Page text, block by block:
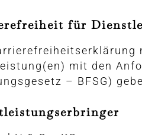
für
mit den
– BFSG)